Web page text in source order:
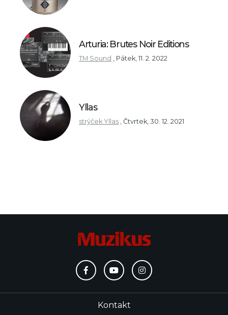
Arturia: Brutes Noir Editions
TM Sound Pátek, 11. 2. 2022
Yllas
strýček Yllas Čtvrtek, 30. 12. 2021
Kontakt